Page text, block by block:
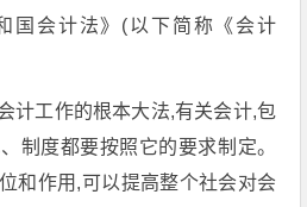
国会计法》(以下简称《会计
计工作的根本大法,有关会计,包
制度都要按照它的要求制定。
和作用,可以提高整个社会对会